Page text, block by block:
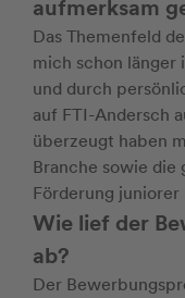
aufmerksam
Das Themenfeld
mich schon länger
und durch
auf FTI-Andersch
überzeugt haben
Branche sowie die
Förderung juniorer
Wie lief der
ab?
Der